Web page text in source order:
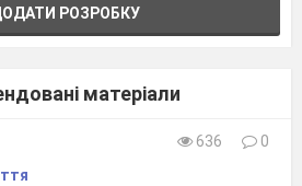
РОЗРОБКУ
матеріали
636
0